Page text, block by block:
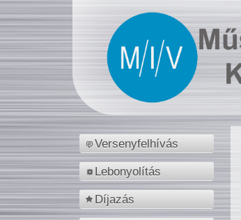
Versenyfelhívás
Lebonyolítás
Díjazás